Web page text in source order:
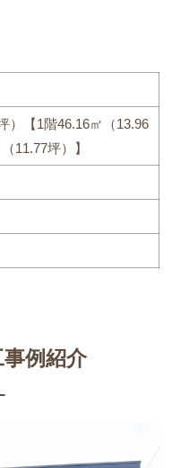
）【1階46.16㎡（13.96
11.77坪）】
例紹介